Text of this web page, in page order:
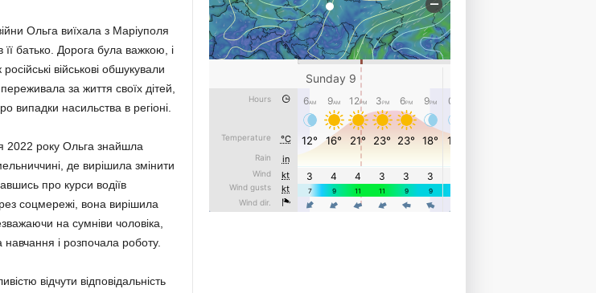
Ольга виїхала з Маріуполя
батько. Дорога була важкою, і
військові обшукували
за життя своїх дітей,
випадки насильства в регіоні.
2022 року Ольга знайшла
де вирішила змінити
про курси водіїв
соцмережі, вона вирішила
на сумніви чоловіка,
і розпочала роботу.
відчути відповідальність